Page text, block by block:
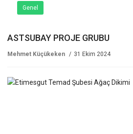
Genel
ASTSUBAY PROJE GRUBU
Mehmet Küçükeken 31 Ekim 2024